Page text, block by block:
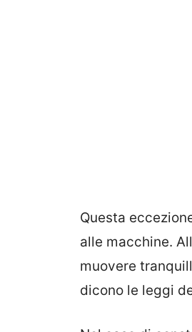
Questa
alle macchine.
muovere
dicono le leggi